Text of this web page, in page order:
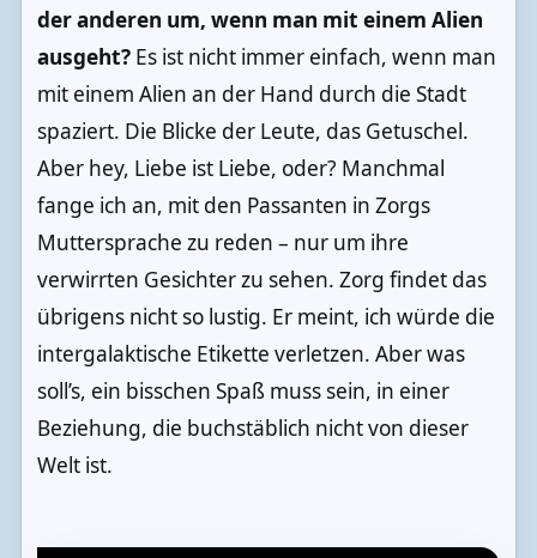
der anderen um, wenn man mit einem Alien
ausgeht? Es ist nicht immer einfach, wenn man
mit einem Alien an der Hand durch die Stadt
spaziert. Die Blicke der Leute, das Getuschel.
Aber hey, Liebe ist Liebe, oder? Manchmal
fange ich an, mit den Passanten in Zorgs
Muttersprache zu reden – nur um ihre
verwirrten Gesichter zu sehen. Zorg findet das
übrigens nicht so lustig. Er meint, ich würde die
intergalaktische Etikette verletzen. Aber was
soll’s, ein bisschen Spaß muss sein, in einer
Beziehung, die buchstäblich nicht von dieser
Welt ist.